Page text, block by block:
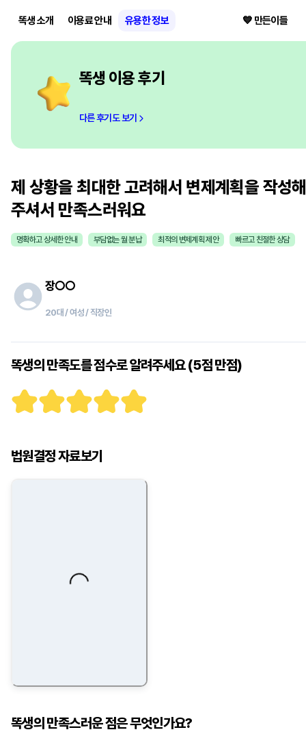
똑생 소개 이용료 안내 유용한 정보 💙 만든이들
똑생 이용 후기
다른 후기도 보기
제 상황을 최대한 고려해서 변제계획을 작성해
주셔서 만족스러워요
명확하고 상세한 안내 부담없는 월 분납 최적의 변제계획 제안 빠르고 친절한 상담
장○○
20대 / 여성 / 직장인
똑생의 만족도를 점수로 알려주세요 (5점 만점)
법원결정 자료보기
똑생의 만족스러운 점은 무엇인가요?